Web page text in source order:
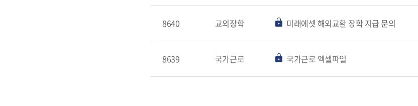
8640 교외장학 미래에셋 해외교환 장학 지급 문의
8639 국가근로 국가근로 엑셀파일